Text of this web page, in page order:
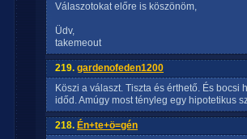
Válaszotokat előre is köszönöm,
Üdv,
takemeout
219. gardenofeden1200
Köszi a választ. Tiszta és érthető. És
időd. Amúgy most tényleg egy hipotetikus
218. Én+te+ö=gén